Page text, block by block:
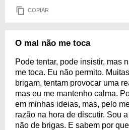
COPIAR
O mal não me toca
Pode tentar, pode insistir, mas
me toca. Eu não permito.
brigam, tentam provocar uma
mas eu me mantenho calma.
em minhas ideias, mas, pelo
razão na hora de discutir. Sou
não de brigas. E sabem por